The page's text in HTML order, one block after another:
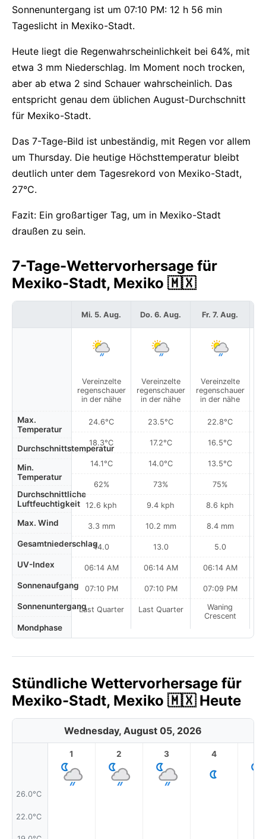
Sonnenuntergang ist um 07:10 PM: 12 h 56 min
Tageslicht in Mexiko-Stadt.
Heute liegt die Regenwahrscheinlichkeit bei 64%, mit
etwa 3 mm Niederschlag. Im Moment noch trocken,
aber ab etwa 2 sind Schauer wahrscheinlich. Das
entspricht genau dem üblichen August-Durchschnitt
für Mexiko-Stadt.
Das 7-Tage-Bild ist unbeständig, mit Regen vor allem
um Thursday. Die heutige Höchsttemperatur bleibt
deutlich unter dem Tagesrekord von Mexiko-Stadt,
27°C.
Fazit: Ein großartiger Tag, um in Mexiko-Stadt
draußen zu sein.
7-Tage-Wettervorhersage für
Mexiko-Stadt, Mexiko 🇲🇽
Max.
Temperatur
Durchschnittstemperatur
Min.
Temperatur
Durchschnittliche
Luftfeuchtigkeit
Max. Wind
Gesamtniederschlag
UV-Index
Sonnenaufgang
Sonnenuntergang
Mondphase
Mi. 5. Aug.
Vereinzelte
regenschauer
in der nähe
24.6°C
18.3°C
14.1°C
62%
12.6 kph
3.3 mm
14.0
06:14 AM
07:10 PM
Last Quarter
Do. 6. Aug.
Vereinzelte
regenschauer
in der nähe
23.5°C
17.2°C
14.0°C
73%
9.4 kph
10.2 mm
13.0
06:14 AM
07:10 PM
Last Quarter
Fr. 7. Aug.
Vereinzelte
regenschauer
in der nähe
22.8°C
16.5°C
13.5°C
75%
8.6 kph
8.4 mm
5.0
06:14 AM
07:09 PM
Waning
Crescent
Stündliche Wettervorhersage für
Mexiko-Stadt, Mexiko 🇲🇽 Heute
Wednesday, August 05, 2026
26.0°C
22.0°C
1 2 3 4